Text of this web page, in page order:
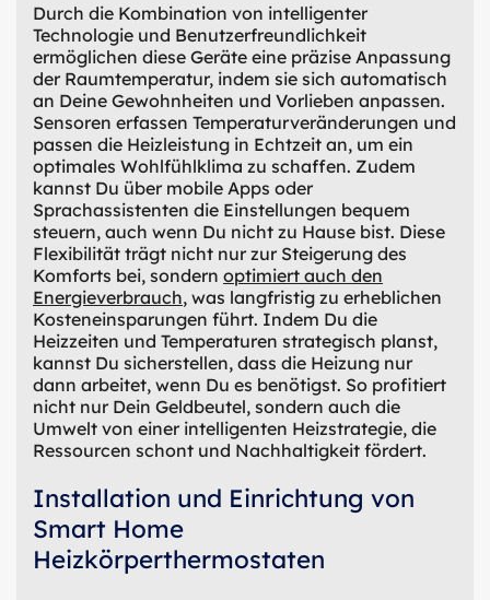
Durch die Kombination von intelligenter
Technologie und Benutzerfreundlichkeit
ermöglichen diese Geräte eine präzise Anpassung
der Raumtemperatur, indem sie sich automatisch
an Deine Gewohnheiten und Vorlieben anpassen.
Sensoren erfassen Temperaturveränderungen und
passen die Heizleistung in Echtzeit an, um ein
optimales Wohlfühlklima zu schaffen. Zudem
kannst Du über mobile Apps oder
Sprachassistenten die Einstellungen bequem
steuern, auch wenn Du nicht zu Hause bist. Diese
Flexibilität trägt nicht nur zur Steigerung des
Komforts bei, sondern optimiert auch den
Energieverbrauch, was langfristig zu erheblichen
Kosteneinsparungen führt. Indem Du die
Heizzeiten und Temperaturen strategisch planst,
kannst Du sicherstellen, dass die Heizung nur
dann arbeitet, wenn Du es benötigst. So profitiert
nicht nur Dein Geldbeutel, sondern auch die
Umwelt von einer intelligenten Heizstrategie, die
Ressourcen schont und Nachhaltigkeit fördert.
Installation und Einrichtung von
Smart Home
Heizkörperthermostaten